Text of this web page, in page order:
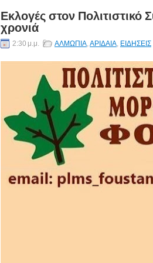
Εκλογές στον
χρονιά
2:30 μ.μ. ΑΛΜΩΠΙΑ,ΑΡΙΔΑΙΑ, ΕΙΔΗΣΕΙΣ